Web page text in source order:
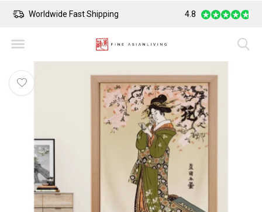
Worldwide Fast Shipping Safe Payment
4.8